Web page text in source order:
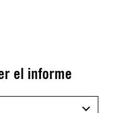
el informe